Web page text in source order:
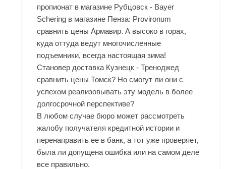
пропионат в магазине Рубцовск - Bayer
Schering в магазине Пенза: Provironum
сравнить цены Армавир. А высоко в горах,
куда оттуда ведут многочисленные
подъемники, всегда настоящая зима!
Становер доставка Кузнецк - Треноджед
сравнить цены Томск? Но смогут ли они с
успехом реализовывать эту модель в более
долгосрочной перспективе?
В любом случае бюро может рассмотреть
жалобу получателя кредитной истории и
перенаправить ее в банк, а тот уже проверяет,
была ли допущена ошибка или на самом деле
все правильно.